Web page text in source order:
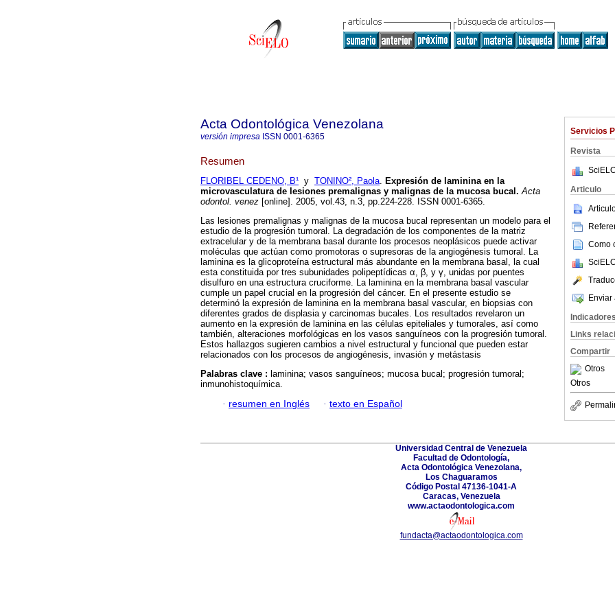
Servicios
Revista
Articulo
Como
Enviar
Indicadores
Links
Compartir
Otros
Otros
Acta Odontológica Venezolana
versión impresa ISSN 0001-6365
Resumen
FLORIBEL CEDENO, B¹ y TONINO², Paola. Expresión de laminina en la
microvasculatura de lesiones premalignas y malignas de la mucosa bucal . Acta
odontol. venez [online]. 2005, vol.43, n.3, pp.224-228. ISSN 0001-6365.
Las lesiones premalignas y malignas de la mucosa bucal representan un modelo para el
estudio de la progresión tumoral. La degradación de los componentes de la matriz
extracelular y de la membrana basal durante los procesos neoplásicos puede activar
moléculas que actúan como promotoras o supresoras de la angiogénesis tumoral. La
laminina es la glicoproteína estructural más abundante en la membrana basal, la cual
esta constituida por tres subunidades polipeptídicas α, β, y γ, unidas por puentes
disulfuro en una estructura cruciforme. La laminina en la membrana basal vascular
cumple un papel crucial en la progresión del cáncer. En el presente estudio se
determinó la expresión de laminina en la membrana basal vascular, en biopsias con
diferentes grados de displasia y carcinomas bucales. Los resultados revelaron un
aumento en la expresión de laminina en las células epiteliales y tumorales, así como
también, alteraciones morfológicas en los vasos sanguíneos con la progresión tumoral.
Estos hallazgos sugieren cambios a nivel estructural y funcional que pueden estar
relacionados con los procesos de angiogénesis, invasión y metástasis
Palabras clave : laminina; vasos sanguíneos; mucosa bucal; progresión tumoral;
inmunohistoquímica.
· resumen en Inglés · texto en Español
Universidad Central de Venezuela
Facultad de Odontología,
Acta Odontológica Venezolana,
Los Chaguaramos
Código Postal 47136-1041-A
Caracas, Venezuela
www.actaodontologica.com
fundacta@actaodontologica.com